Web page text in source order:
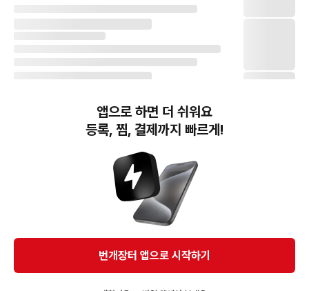
번개장터(주) 사업자정보, 이용약관 및 기타 법적고지
번개장터㈜는 통신판매중개자이며, 통신판매의 당사자가 아닙니다. 전자상거래 등에서의
소비자보호에 관한 법률 등 관련 법령 및 번개장터㈜의 약관에 따라 상품, 상품정보, 거래에 관한 책임은
개별 판매자에게 귀속하고, 번개장터㈜는 원칙적으로 회원간 거래에 대하여 책임을 지지 않습니다.
다만, 번개장터㈜가 직접 판매하는 상품에 대한 책임은 번개장터㈜에게 귀속합니다.
앱으로 하면 더 쉬워요
등록, 찜, 결제까지 빠르게!
번개장터 앱으로 시작하기